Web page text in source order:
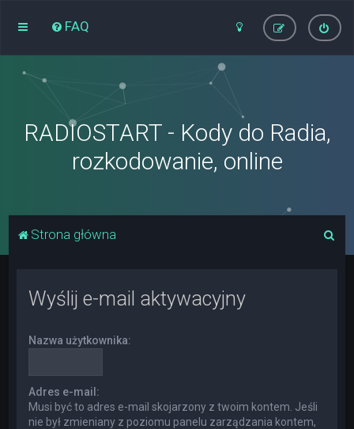
FAQ
RADIOSTART - Kody do Radia,
rozkodowanie, online
Strona główna
Wyślij e-mail aktywacyjny
Nazwa użytkownika:
Adres e-mail:
Musi być to adres e-mail skojarzony z twoim kontem. Jeśli
nie był zmieniany z poziomu panelu zarządzania kontem,